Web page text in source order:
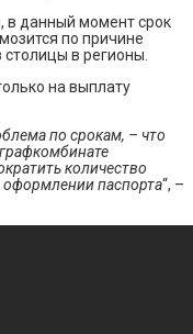
в данный момент срок
по причине
в регионы.
на выплату
по срокам, – что
количество
паспорта“, –